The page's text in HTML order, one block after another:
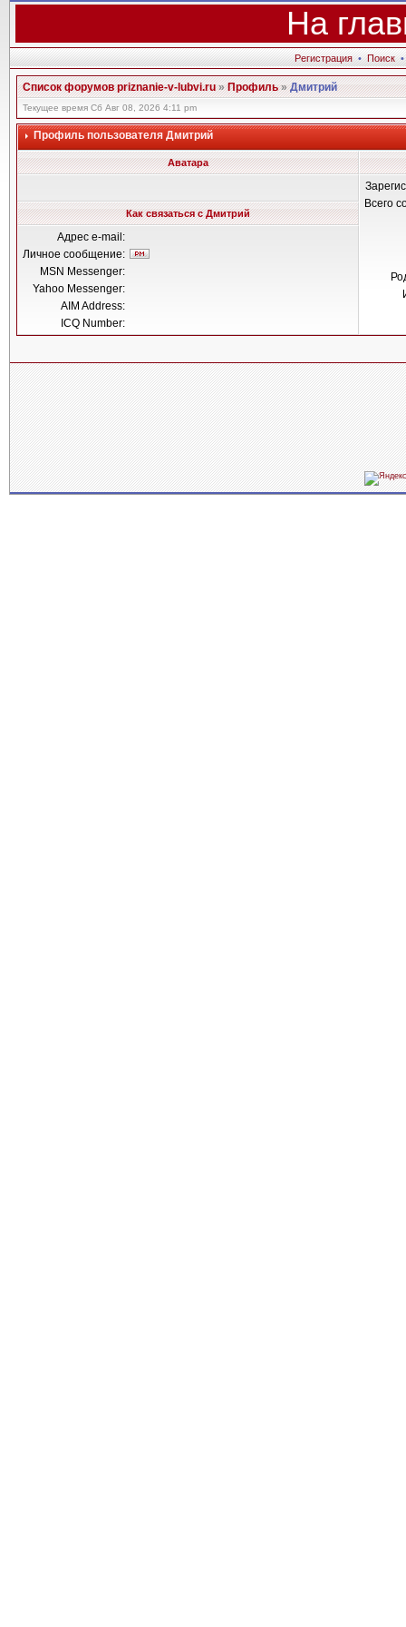
На
Регистрация • Поиск •
Список форумов priznanie-v-lubvi.ru»Профиль»Дмитрий
Текущее время Сб Авг 08, 2026 4:11 pm
Профиль пользователя Дмитрий
Аватара
Всего
Как связаться с Дмитрий
Адрес e-mail:
Личное сообщение:
MSN Messenger:
Yahoo Messenger:
AIM Address:
ICQ Number: